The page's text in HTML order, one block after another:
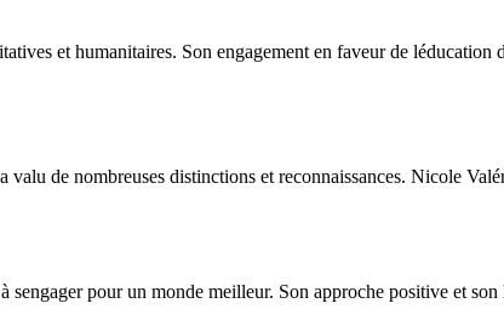
et humanitaires. Son engagement en faveur de léducation
de nombreuses distinctions et reconnaissances. Nicole
sengager pour un monde meilleur. Son approche positive et